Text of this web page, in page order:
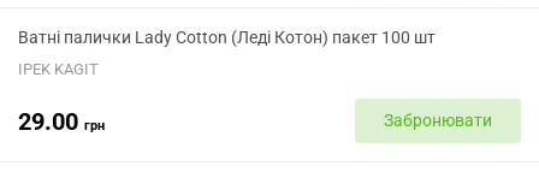
Ватні палички Lady Cotton (Леді Котон) пакет 100 шт
IPEK KAGIT
29.00 грн Забронювати